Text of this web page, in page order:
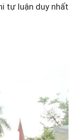
tự luận duy nhất